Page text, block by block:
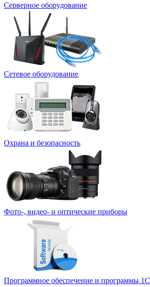
Серверное оборудование
Сетевое оборудование
Охрана и безопасность
Фото-, видео- и оптические приборы
Программное обеспечение и программы 1С